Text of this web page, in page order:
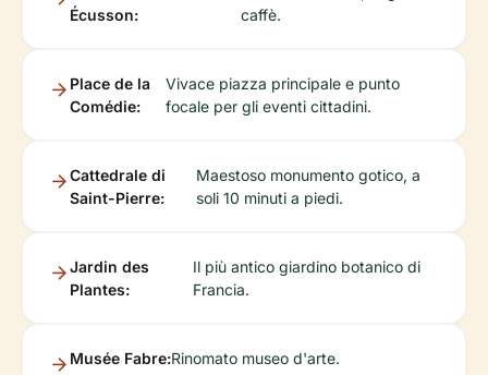
Écusson:
caffè.
Place de la
Comédie:
Vivace piazza principale e punto
focale per gli eventi cittadini.
Cattedrale di
Saint-Pierre:
Maestoso monumento gotico, a
soli 10 minuti a piedi.
Jardin des
Plantes:
Il più antico giardino botanico di
Francia.
Musée Fabre:Rinomato museo d'arte.